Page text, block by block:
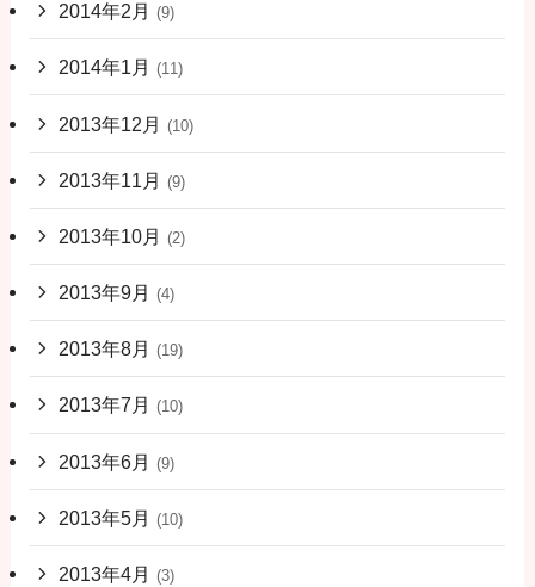
2014年2月 (9)
2014年1月 (11)
2013年12月 (10)
2013年11月 (9)
2013年10月 (2)
2013年9月 (4)
2013年8月 (19)
2013年7月 (10)
2013年6月 (9)
2013年5月 (10)
2013年4月 (3)